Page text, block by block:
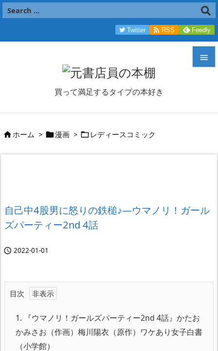
買って満足するタイプの本好き

Twitter  RSS Feedly
 ホーム > 漫画 >  レディースコミック
自己中4股男に怒りの鉄槌♪―ウマノリ！ガール
ズパーティー2nd 4話
 2022-01-01
目次
1. 『ウマノリ！ガールズパーティー2nd 4話』かたお
かみさお（作画）梅川陽衣（原作）ワケあり女子白書
（小学館）